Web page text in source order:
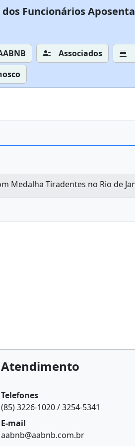
dos Funcionários
Associados
Medalha Tiradentes no Rio de
Atendimento
Telefones
(85) 3226-1020 / 3254-5341
E-mail
aabnb@aabnb.com.br